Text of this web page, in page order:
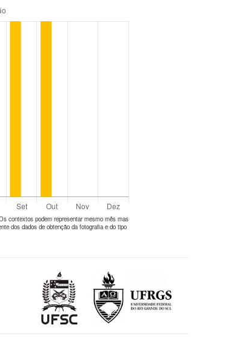
contextos podem representar mesmo mês mas
dos dados de obtenção da fotografia e do tipo